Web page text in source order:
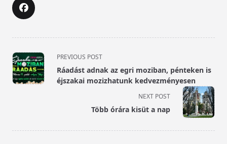
<span
class="nav-
subtitle
PREVIOUS POST
Ráadást adnak az egri moziban, pénteken is
éjszakai mozizhatunk kedvezményesen
NEXT POST
Több órára kisüt a nap